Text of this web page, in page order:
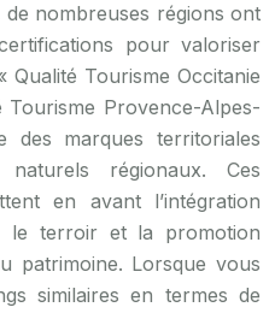
nombreuses régions ont
pour valoriser
Qualité Tourisme Occitanie
Provence-Alpes-
des marques territoriales
régionaux. Ces
en avant l’intégration
le terroir et la promotion
patrimoine. Lorsque vous
similaires en termes de